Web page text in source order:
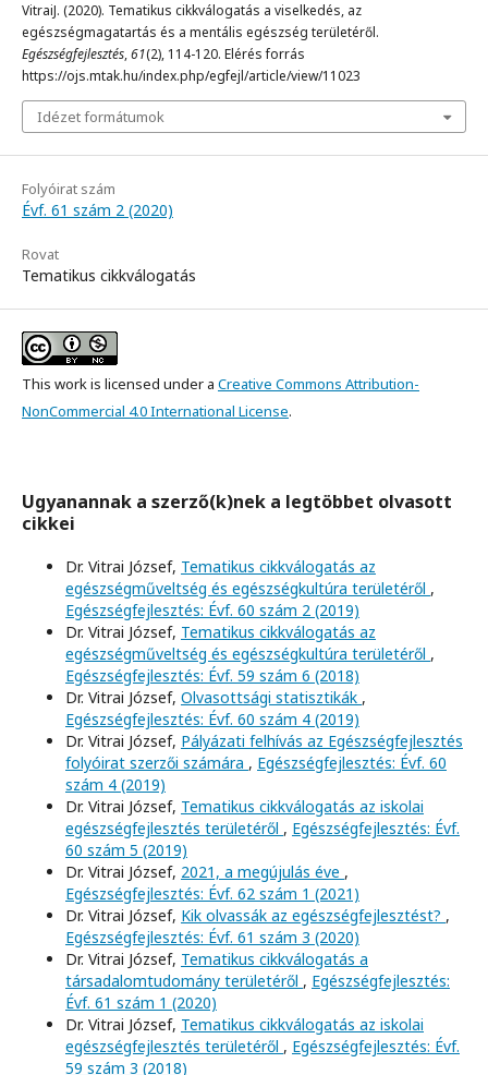
VitraiJ. (2020). Tematikus cikkválogatás a viselkedés, az
egészségmagatartás és a mentális egészség területéről.
Egészségfejlesztés,61(2), 114-120. Elérés forrás
https://ojs.mtak.hu/index.php/egfejl/article/view/11023
Idézet formátumok
Folyóirat szám
Évf. 61 szám 2 (2020)
Rovat
Tematikus cikkválogatás
This work is licensed under a Creative Commons Attribution-
NonCommercial 4.0 International License.
Ugyanannak a szerző(k)nek a legtöbbet olvasott
cikkei
Dr. Vitrai József, Tematikus cikkválogatás az
egészségműveltség és egészségkultúra területéről ,
Egészségfejlesztés: Évf. 60 szám 2 (2019)
Dr. Vitrai József, Tematikus cikkválogatás az
egészségműveltség és egészségkultúra területéről ,
Egészségfejlesztés: Évf. 59 szám 6 (2018)
Dr. Vitrai József, Olvasottsági statisztikák ,
Egészségfejlesztés: Évf. 60 szám 4 (2019)
Dr. Vitrai József, Pályázati felhívás az Egészségfejlesztés
folyóirat szerzői számára , Egészségfejlesztés: Évf. 60
szám 4 (2019)
Dr. Vitrai József, Tematikus cikkválogatás az iskolai
egészségfejlesztés területéről , Egészségfejlesztés: Évf.
60 szám 5 (2019)
Dr. Vitrai József, 2021, a megújulás éve ,
Egészségfejlesztés: Évf. 62 szám 1 (2021)
Dr. Vitrai József, Kik olvassák az egészségfejlesztést? ,
Egészségfejlesztés: Évf. 61 szám 3 (2020)
Dr. Vitrai József, Tematikus cikkválogatás a
társadalomtudomány területéről , Egészségfejlesztés:
Évf. 61 szám 1 (2020)
Dr. Vitrai József, Tematikus cikkválogatás az iskolai
egészségfejlesztés területéről , Egészségfejlesztés: Évf.
59 szám 3 (2018)